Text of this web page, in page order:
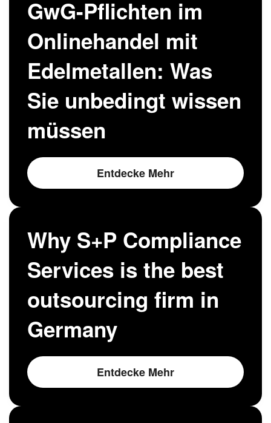
GwG-Pflichten im
Onlinehandel mit
Edelmetallen: Was
Sie unbedingt wissen
müssen
Entdecke Mehr
Why S+P Compliance
Services is the best
outsourcing firm in
Germany
Entdecke Mehr